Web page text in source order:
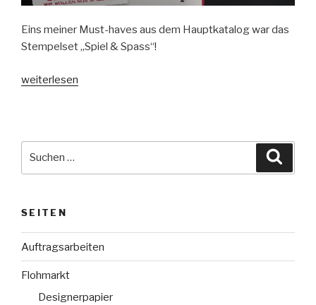
Eins meiner Must-haves aus dem Hauptkatalog war das
Stempelset „Spiel & Spass“!
„Quadratische
&
Spass“
weiterlesen
SEITEN
Auftragsarbeiten
Flohmarkt
Designerpapier